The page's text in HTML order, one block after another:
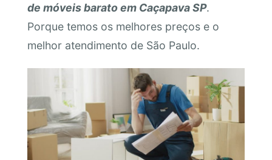
de móveis barato em Caçapava SP.
Porque temos os melhores preços e o
melhor atendimento de São Paulo.